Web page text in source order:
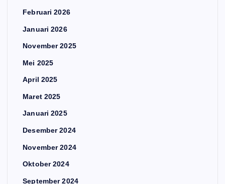
Februari 2026
Januari 2026
November 2025
Mei 2025
April 2025
Maret 2025
Januari 2025
Desember 2024
November 2024
Oktober 2024
September 2024